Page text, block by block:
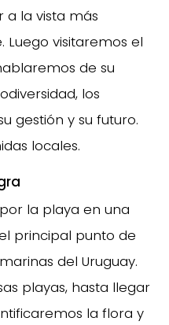
a la vista más
visitaremos el
de su
los
gestión y su futuro.
locales.
la playa en una
principal punto de
del Uruguay.
playas, hasta llegar
la flora y